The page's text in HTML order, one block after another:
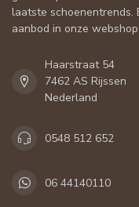
laatste schoenentrends.
aanbod in onze
Haarstraat 54
7462 AS Rijssen
Nederland
0548 512 652
06 44140110